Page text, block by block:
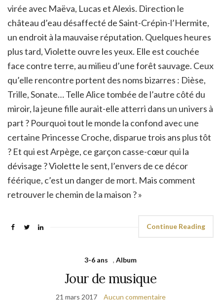
virée avec Maëva, Lucas et Alexis. Direction le
château d’eau désaffecté de Saint-Crépin-l’Hermite,
un endroit à la mauvaise réputation. Quelques heures
plus tard, Violette ouvre les yeux. Elle est couchée
face contre terre, au milieu d’une forêt sauvage. Ceux
qu’elle rencontre portent des noms bizarres : Dièse,
Trille, Sonate… Telle Alice tombée de l’autre côté du
miroir, la jeune fille aurait-elle atterri dans un univers à
part ? Pourquoi tout le monde la confond avec une
certaine Princesse Croche, disparue trois ans plus tôt
? Et qui est Arpège, ce garçon casse-cœur qui la
dévisage ? Violette le sent, l’envers de ce décor
féérique, c’est un danger de mort. Mais comment
retrouver le chemin de la maison ? »
Continue Reading
3-6 ans , Album
Jour de musique
21 mars 2017 Aucun commentaire